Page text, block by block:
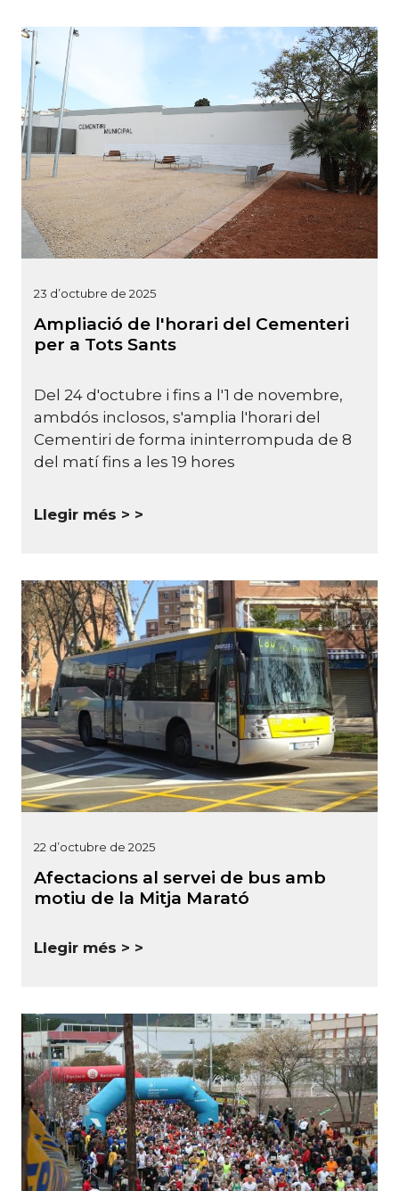
23 d’octubre de 2025
Ampliació de l'horari del Cementeri
per a Tots Sants
Del 24 d'octubre i fins a l'1 de novembre,
ambdós inclosos, s'amplia l'horari del
Cementiri de forma ininterrompuda de 8
del matí fins a les 19 hores
Llegir més >
22 d’octubre de 2025
Afectacions al servei de bus amb
motiu de la Mitja Marató
Llegir més >